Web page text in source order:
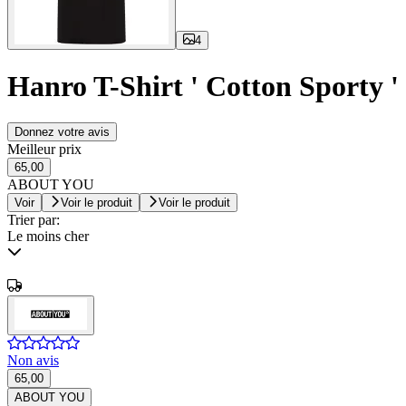
4
Hanro T-Shirt ' Cotton Sporty
Donnez votre avis
Meilleur prix
65,00
ABOUT YOU
Voir Voir le produit Voir le produit
Trier par:
Le moins cher
Non avis
65,00
ABOUT YOU